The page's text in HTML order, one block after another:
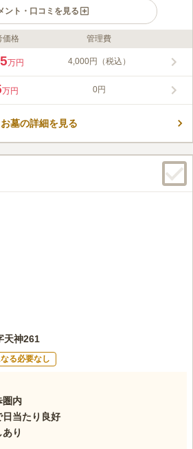
ント・口コミを見る
ト
空を仰ぐことができる高崎市の共同墓地で
と樹木葬が用意されており、区画面積や期間に
ります。 予算に合わせて選択が可能です。 樹
されていません。
価格 管理費
万円 4,000円（税込）
万円 0円
お墓の詳細を見る
天神261
る必要なし
圏内
当たり良好
り